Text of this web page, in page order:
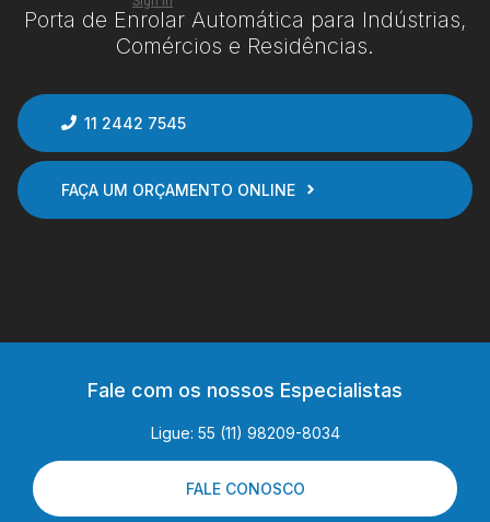
Porta de Enrolar Automática para Indústrias,
Comércios e Residências.
11 2442 7545
FAÇA UM ORÇAMENTO ONLINE
Fale com os nossos Especialistas
Ligue: 55 (11) 98209-8034
FALE CONOSCO